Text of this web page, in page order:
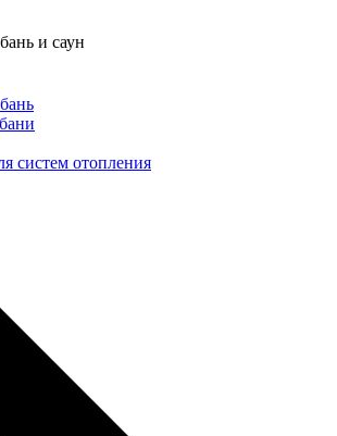
и саун
систем отопления